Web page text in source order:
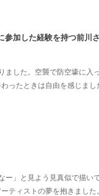
参加した経験を持つ前川さ
ました。空襲で防空壕に入
ったときは自由を感じまし
ー」と見よう見真似で描い
ティストの夢を抱きました。